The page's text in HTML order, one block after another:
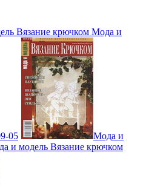
Вязание крючком Мода и
05
Мода и
и модель Вязание крючком